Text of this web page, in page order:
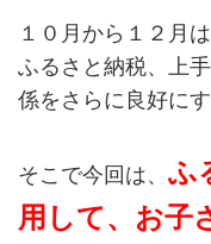
１０月から１２月
ふるさと納税、上
係をさらに良好に
そこで今回は、 ふ
用して、お子